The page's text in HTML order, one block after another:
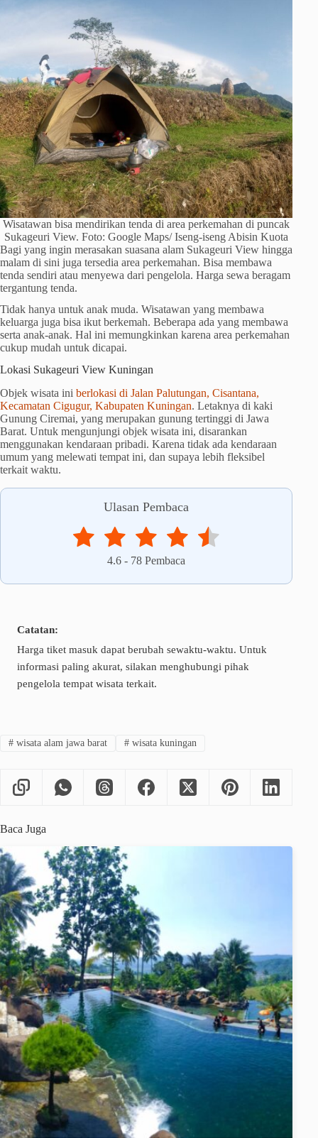
Wisatawan bisa mendirikan tenda di area perkemahan di puncak
Sukageuri View. Foto: Google Maps/ Iseng-iseng Abisin Kuota
Bagi yang ingin merasakan suasana alam Sukageuri View hingga
malam di sini juga tersedia area perkemahan. Bisa membawa
tenda sendiri atau menyewa dari pengelola. Harga sewa beragam
tergantung tenda.
Tidak hanya untuk anak muda. Wisatawan yang membawa
keluarga juga bisa ikut berkemah. Beberapa ada yang membawa
serta anak-anak. Hal ini memungkinkan karena area perkemahan
cukup mudah untuk dicapai.
Lokasi Sukageuri View Kuningan
Objek wisata ini berlokasi di Jalan Palutungan, Cisantana,
Kecamatan Cigugur, Kabupaten Kuningan. Letaknya di kaki
Gunung Ciremai, yang merupakan gunung tertinggi di Jawa
Barat. Untuk mengunjungi objek wisata ini, disarankan
menggunakan kendaraan pribadi. Karena tidak ada kendaraan
umum yang melewati tempat ini, dan supaya lebih fleksibel
terkait waktu.
Ulasan Pembaca
4.6 - 78 Pembaca
Catatan:
Harga tiket masuk dapat berubah sewaktu-waktu. Untuk
informasi paling akurat, silakan menghubungi pihak
pengelola tempat wisata terkait.
#wisata alam jawa barat #wisata kuningan
Baca Juga